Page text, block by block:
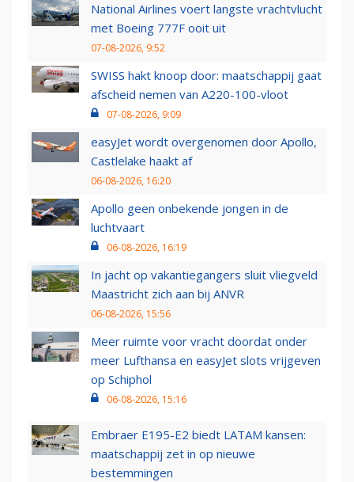
National Airlines voert langste vrachtvlucht
met Boeing 777F ooit uit
07-08-2026, 9:52
SWISS hakt knoop door: maatschappij gaat
afscheid nemen van A220-100-vloot
07-08-2026, 9:09
easyJet wordt overgenomen door Apollo,
Castlelake haakt af
06-08-2026, 16:20
Apollo geen onbekende jongen in de
luchtvaart
06-08-2026, 16:19
In jacht op vakantiegangers sluit vliegveld
Maastricht zich aan bij ANVR
06-08-2026, 15:56
Meer ruimte voor vracht doordat onder
meer Lufthansa en easyJet slots vrijgeven
op Schiphol
06-08-2026, 15:16
Embraer E195-E2 biedt LATAM kansen:
maatschappij zet in op nieuwe
bestemmingen